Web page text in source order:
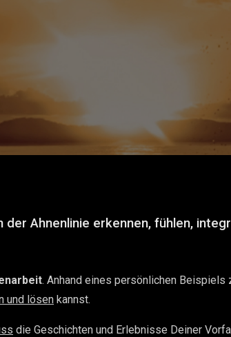
der Ahnenlinie erkennen, fühlen,
. Anhand eines persönlichen Beispiels
und lösen kannst.
die Geschichten und Erlebnisse Deiner